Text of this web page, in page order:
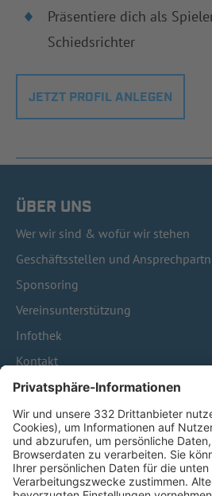
Präsentiere dich als
Schiedsrichter
JETZT PROFIL ANLEGEN
ÜBER UNS
Wer wir sind & wofür wir stehen
Geschäftsstellen und
Sponsoring
Vereinsunterstützung
Infothek
Kontakt
HÄUFIG BESUCHTE
Pässe und Vereinswechsel
Trainerausbildung
Schulungsangebot